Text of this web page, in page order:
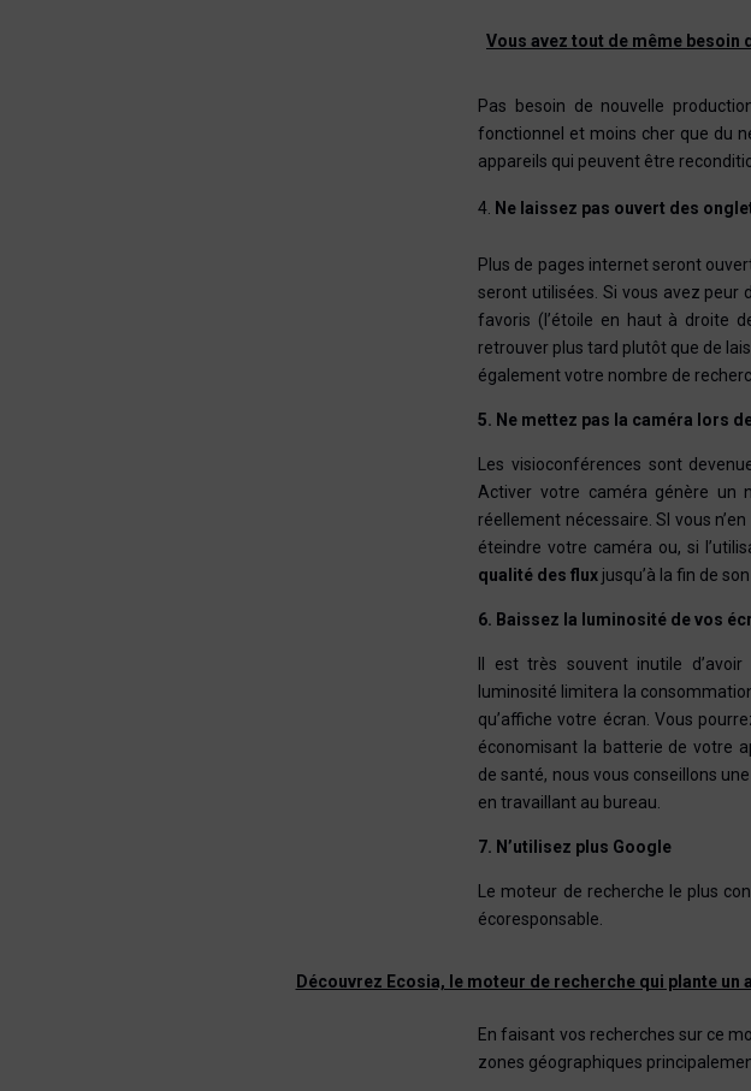
Vous avez tout de même besoin
Pas besoin de nouvelle
fonctionnel et moins cher que du
appareils qui peuvent être
Ne laissez pas ouvert des
Plus de pages internet seront
seront utilisées. Si vous avez peur
favoris (l’étoile en haut à droite
retrouver plus tard plutôt que de
également votre nombre de
5. Ne mettez pas la caméra lors
Les visioconférences sont
Activer votre caméra génère un
réellement nécessaire. SI vous
éteindre votre caméra ou, si
qualité des flux jusqu’à la fin de
6. Baissez la luminosité de vos
Il est très souvent inutile
luminosité limitera la
qu’affiche votre écran. Vous
économisant la batterie de votre
de santé, nous vous conseillons
en travaillant au bureau.
7. N’utilisez plus Google
Le moteur de recherche le plus
écoresponsable.
Découvrez Ecosia, le moteur de recherche qui plante
En faisant vos recherches sur ce
zones géographiques